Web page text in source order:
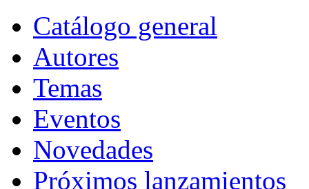
Catálogo general
Autores
Temas
Eventos
Novedades
Próximos lanzamientos